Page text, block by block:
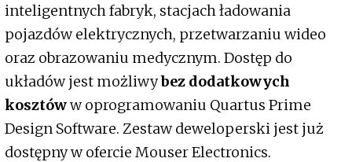
inteligentnych fabryk, stacjach ładowania
pojazdów elektrycznych, przetwarzaniu wideo
oraz obrazowaniu medycznym. Dostęp do
układów jest możliwybez dodatkowych
kosztóww oprogramowaniu Quartus Prime
Design Software. Zestaw deweloperski jest już
dostępny w ofercie Mouser Electronics.